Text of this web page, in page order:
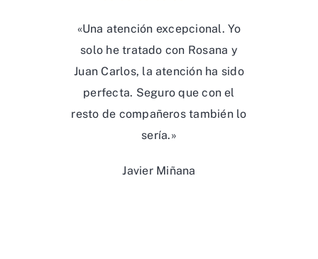
«Una atención excepcional. Yo
solo he tratado con Rosana y
Juan Carlos, la atención ha sido
perfecta. Seguro que con el
resto de compañeros también lo
sería.»
Javier Miñana